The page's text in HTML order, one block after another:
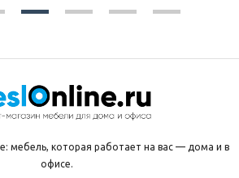
мебель, которая работает на вас — дома и в
офисе.